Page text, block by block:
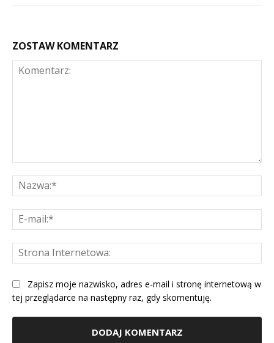
ZOSTAW KOMENTARZ
Zapisz moje nazwisko, adres e-mail i stronę internetową w
tej przeglądarce na następny raz, gdy skomentuję.